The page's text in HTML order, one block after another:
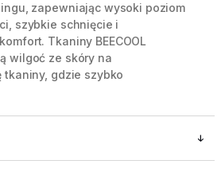
zapewniając wysoki poziom
szybkie schnięcie i
Tkaniny BEECOOL
wilgoć ze skóry na
tkaniny, gdzie szybko